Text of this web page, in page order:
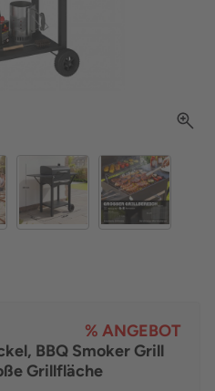
% ANGEBOT
BBQ Smoker Grill
Grillfläche